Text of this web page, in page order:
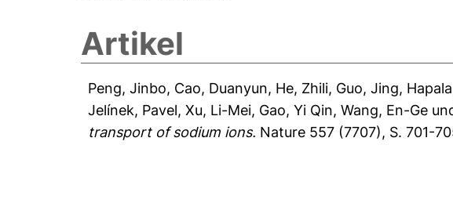
Artikel
Peng, Jinbo, Cao, Duanyun, He, Zhili, Guo, Jing,
Jelínek, Pavel,Xu, Li-Mei, Gao, Yi Qin,Wang, En-Ge
transport of sodium ions. Nature 557 (7707), S. 701-